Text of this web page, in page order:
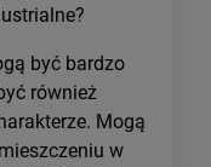
być bardzo
również
Mogą
w